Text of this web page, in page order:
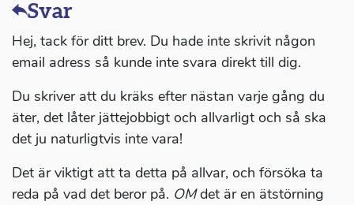
Svar
Hej, tack för ditt brev. Du hade inte skrivit någon
email adress så kunde inte svara direkt till dig.
Du skriver att du kräks efter nästan varje gång du
äter, det låter jättejobbigt och allvarligt och så ska
det ju naturligtvis inte vara!
Det är viktigt att ta detta på allvar, och försöka ta
reda på vad det beror på. OMdet är en ätstörning